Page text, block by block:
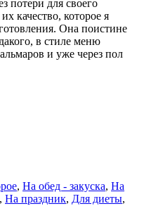
потери для своего
качество, которое я
Она поистине
в стиле меню
и уже через пол
, На обед - закуска, На
, На праздник, Для диеты,